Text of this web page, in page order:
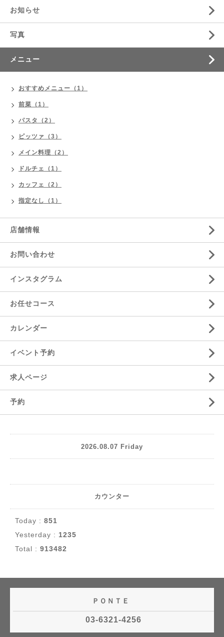
お知らせ
写真
メニュー
おすすめメニュー（1）
前菜（1）
パスタ（2）
ピッツァ（3）
メイン料理（2）
ドルチェ（1）
カッフェ（2）
指定なし（1）
店舗情報
お問い合わせ
インスタグラム
お任せコース
カレンダー
イベント予約
求人ページ
予約
2026.08.07 Friday
カウンター
Today : 851
Yesterday : 1235
Total : 913482
ＰＯＮＴＥ
03-6321-4256